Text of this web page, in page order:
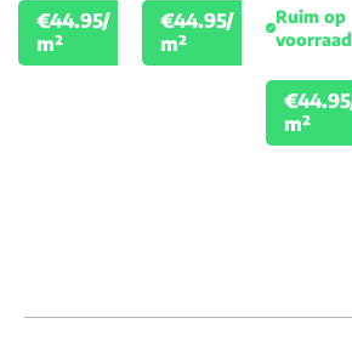
€44.95/
m²
€49.95
€44.95/
m²
€49.95
Ruim op
voorraad
m²